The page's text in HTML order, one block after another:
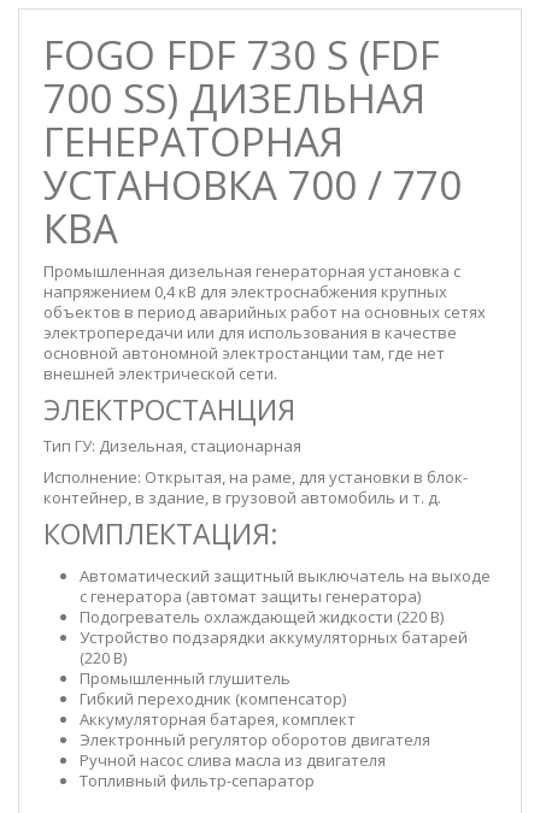
FOGO FDF 730 S (FDF
700 SS) ДИЗЕЛЬНАЯ
ГЕНЕРАТОРНАЯ
УСТАНОВКА 700 / 770
КВА
Промышленная дизельная генераторная установка с
напряжением 0,4 кВ для электроснабжения крупных
объектов в период аварийных работ на основных сетях
электропередачи или для использования в качестве
основной автономной электростанции там, где нет
внешней электрической сети.
ЭЛЕКТРОСТАНЦИЯ
Тип ГУ: Дизельная, стационарная
Исполнение: Открытая, на раме, для установки в блок-
контейнер, в здание, в грузовой автомобиль и т. д.
КОМПЛЕКТАЦИЯ:
Автоматический защитный выключатель на выходе
с генератора (автомат защиты генератора)
Подогреватель охлаждающей жидкости (220 В)
Устройство подзарядки аккумуляторных батарей
(220 В)
Промышленный глушитель
Гибкий переходник (компенсатор)
Аккумуляторная батарея, комплект
Электронный регулятор оборотов двигателя
Ручной насос слива масла из двигателя
Топливный фильтр-сепаратор